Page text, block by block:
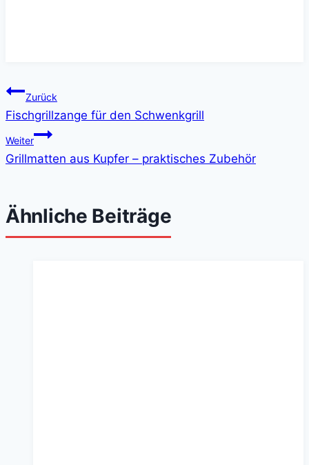
Beitragsnavigation
Zurück
Fischgrillzange für den Schwenkgrill
Weiter
Grillmatten aus Kupfer – praktisches Zubehör
Ähnliche Beiträge